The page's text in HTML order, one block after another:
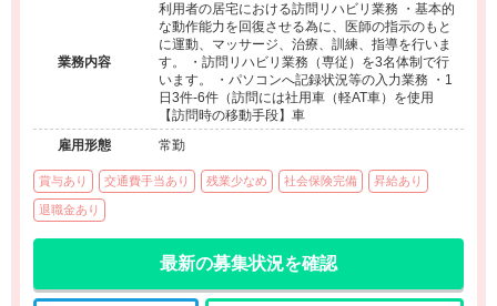
業務内容
利用者の居宅における訪問リハビリ業務 ・基本的
な動作能力を回復させる為に、医師の指示のもと
に運動、マッサージ、治療、訓練、指導を行いま
す。 ・訪問リハビリ業務（専従）を3名体制で行
います。 ・パソコンへ記録状況等の入力業務 ・1
日3件-6件（訪問には社用車（軽AT車）を使用
【訪問時の移動手段】車
雇用形態
常勤
賞与あり 交通費手当あり 残業少なめ 社会保険完備 昇給あり
退職金あり
最新の募集状況を確認